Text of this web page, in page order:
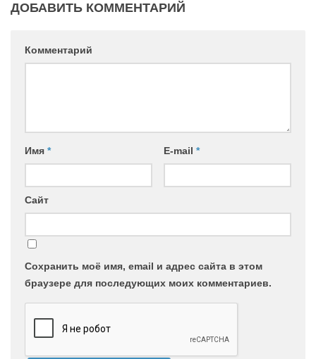
ДОБАВИТЬ КОММЕНТАРИЙ
Комментарий
Имя * E-mail *
Сайт
Сохранить моё имя, email и адрес сайта в этом
браузере для последующих моих комментариев.